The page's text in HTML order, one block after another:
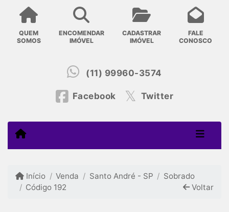
QUEM
SOMOS
ENCOMENDAR
IMÓVEL
CADASTRAR
IMÓVEL
FALE
CONOSCO
(11) 99960-3574
Facebook Twitter
Início Venda Santo André - SP
Sobrado
Código 192
Voltar